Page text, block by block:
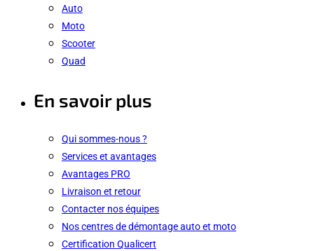
Auto
Moto
Scooter
Quad
En savoir plus
Qui sommes-nous ?
Services et avantages
Avantages PRO
Livraison et retour
Contacter nos équipes
Nos centres de démontage auto et moto
Certification Qualicert